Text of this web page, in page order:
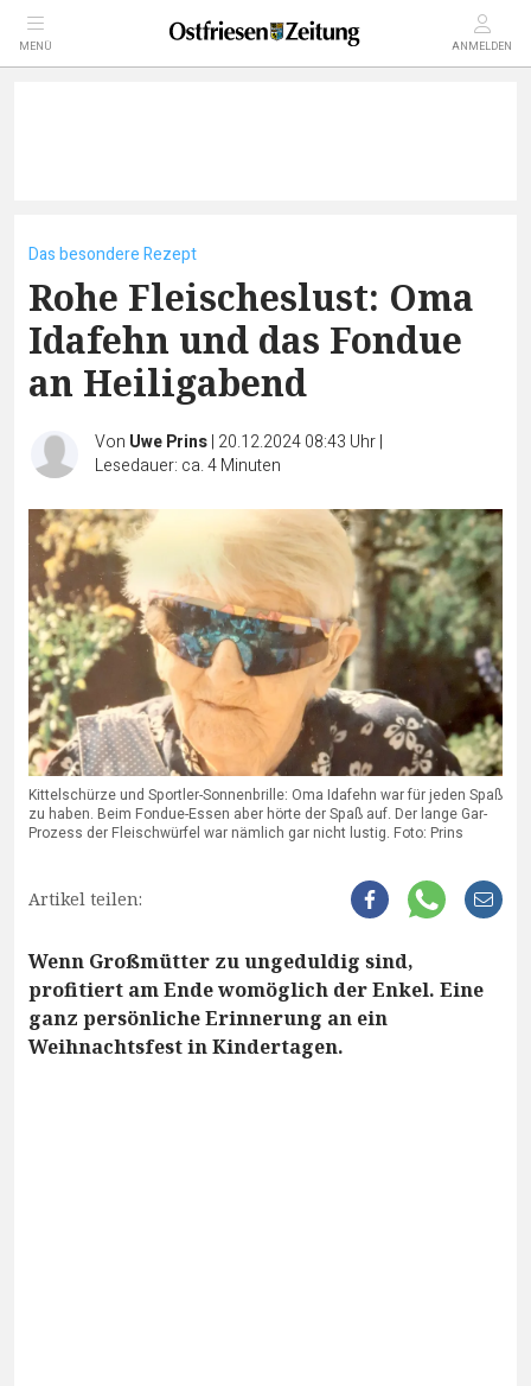
MENÜ ANMELDEN
Das besondere Rezept
Rohe Fleischeslust: Oma
Idafehn und das Fondue
an Heiligabend
Von Uwe Prins| 20.12.2024 08:43 Uhr|
Lesedauer: ca. 4 Minuten
Kittelschürze und Sportler-Sonnenbrille: Oma Idafehn war für jeden Spaß
zu haben. Beim Fondue-Essen aber hörte der Spaß auf. Der lange Gar-
Prozess der Fleischwürfel war nämlich gar nicht lustig. Foto: Prins
Artikel teilen:
Wenn Großmütter zu ungeduldig sind,
profitiert am Ende womöglich der Enkel. Eine
ganz persönliche Erinnerung an ein
Weihnachtsfest in Kindertagen.